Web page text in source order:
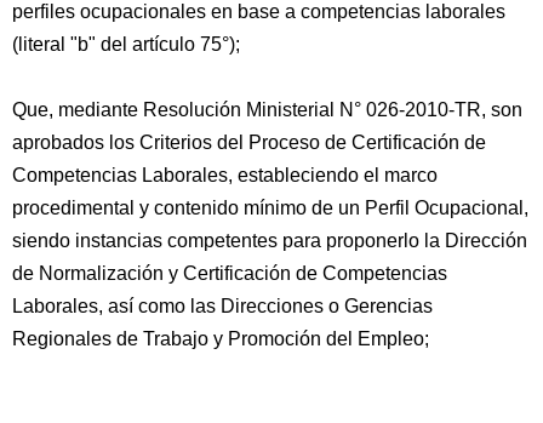
perfiles ocupacionales en base a competencias laborales
(literal "b" del artículo 75°);
Que, mediante Resolución Ministerial N° 026-2010-TR, son
aprobados los Criterios del Proceso de Certificación de
Competencias Laborales, estableciendo el marco
procedimental y contenido mínimo de un Perfil Ocupacional,
siendo instancias competentes para proponerlo la Dirección
de Normalización y Certificación de Competencias
Laborales, así como las Direcciones o Gerencias
Regionales de Trabajo y Promoción del Empleo;